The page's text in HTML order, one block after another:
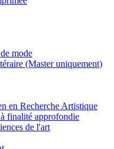
mode
(Master uniquement)
en Recherche Artistique
finalité approfondie
de l'art